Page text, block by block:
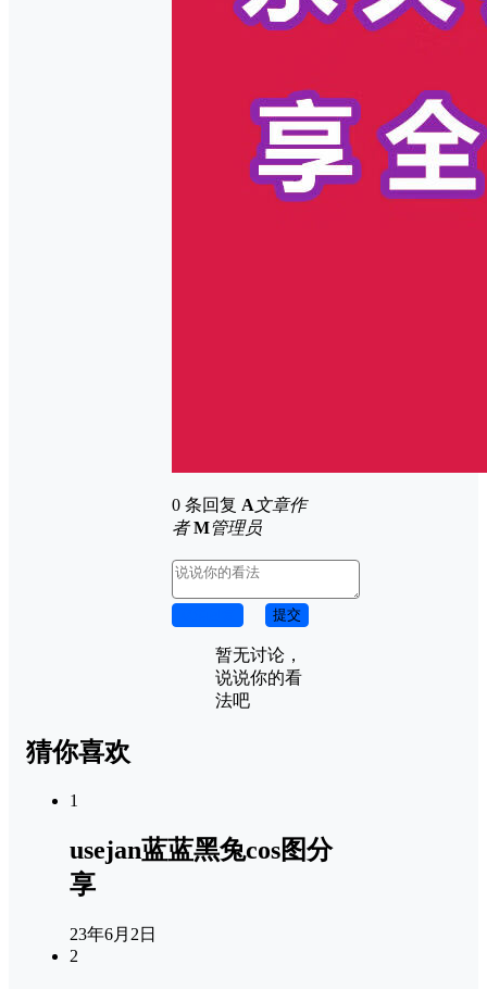
0 条回复 A文章作
者 M管理员
提交
暂无讨论，
说说你的看
法吧
猜你喜欢
1
usejan蓝蓝黑兔cos图分
享
23年6月2日
2